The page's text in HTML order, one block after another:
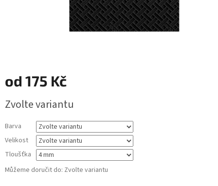
od 175 Kč
cena:
Zvolte variantu
Barva
Velikost
Tloušťka
Můžeme doručit do: Zvolte variantu